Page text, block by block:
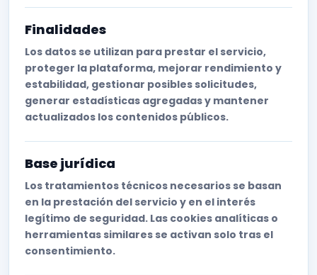
Finalidades
Los datos se utilizan para prestar el servicio,
proteger la plataforma, mejorar rendimiento y
estabilidad, gestionar posibles solicitudes,
generar estadísticas agregadas y mantener
actualizados los contenidos públicos.
Base jurídica
Los tratamientos técnicos necesarios se basan
en la prestación del servicio y en el interés
legítimo de seguridad. Las cookies analíticas o
herramientas similares se activan solo tras el
consentimiento.